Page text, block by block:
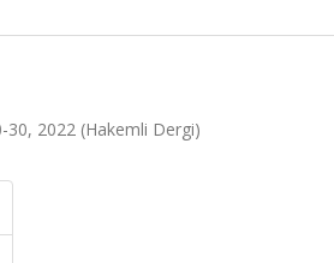
30, 2022 (Hakemli Dergi)